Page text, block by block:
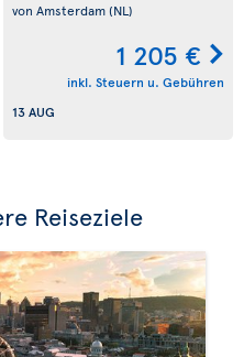
von Amsterdam(NL)
1 205 €
inkl. Steuern u. Gebühren
13 AUG
Reiseziele